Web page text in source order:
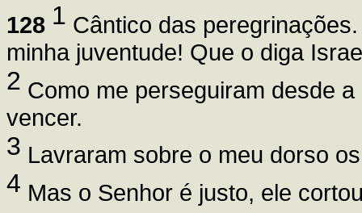
128 1 Cântico das
minha juventude! Que o diga
2 Como me perseguiram desde
vencer.
3 Lavraram sobre o meu dorso
4 Mas o Senhor é justo, ele